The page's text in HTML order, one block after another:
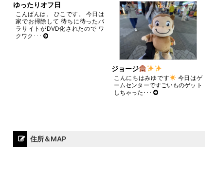
ゆったりオフ日
こんばんは。 ひこです。 今日は
家でお掃除して 待ちに待ったパ
ラサイトがDVD化されたので ワ
クワク･･･
ジョージ
こんにちはみゆです
今日はゲ
ームセンターですごいものゲット
しちゃった･･･
住所＆MAP